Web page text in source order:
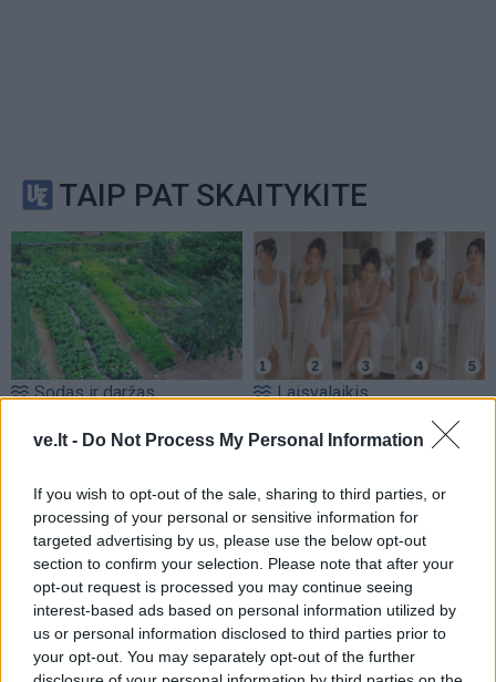
ve.lt - Do Not Process My Personal Information
If you wish to opt-out of the sale, sharing to third parties, or
processing of your personal or sensitive information for
targeted advertising by us, please use the below opt-out
section to confirm your selection. Please note that after your
opt-out request is processed you may continue seeing
interest-based ads based on personal information utilized by
us or personal information disclosed to third parties prior to
your opt-out. You may separately opt-out of the further
TAIP PAT SKAITYKITE
Sodas ir daržas
padeda, o kada yra
Laisvalaikis
pasirinkite gestą ir
atsipalaiduoti